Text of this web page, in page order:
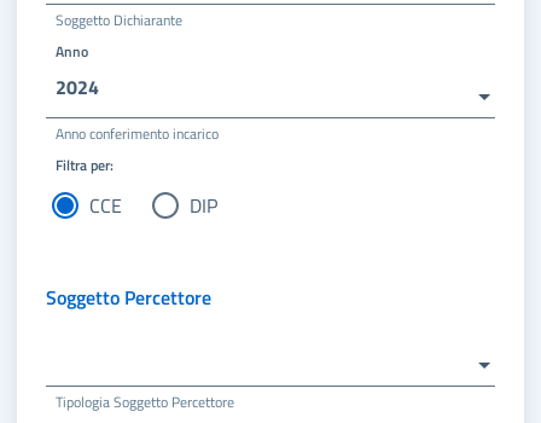
Soggetto Dichiarante
Anno
2024
Anno conferimento incarico
Filtra per:
CCE DIP
Soggetto Percettore
Tipologia Soggetto Percettore